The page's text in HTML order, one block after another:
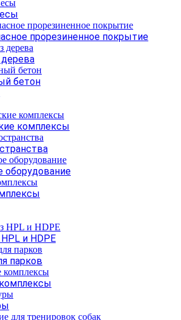
прорезиненное покрытие
бетон
комплексы
оборудование
и HDPE
парков